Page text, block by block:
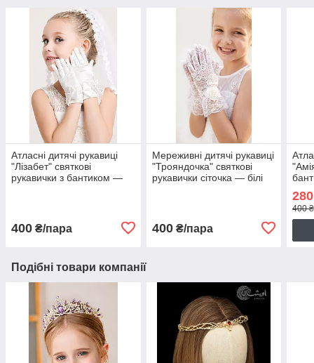
Атласні дитячі рукавиці
"Лізабет" святкові
рукавички з бантиком —
400 ₴/пара
Мереживні дитячі рукавиці
"Трояндочка" святкові
рукавички сіточка — білі
400₴/пара
280
400
Подібні товари компанії